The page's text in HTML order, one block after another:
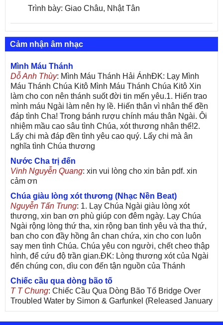
Trình bày: Giao Châu, Nhật Tân
Cảm nhận âm nhạc
Mình Máu Thánh
Dỗ Anh Thùy: Mình Máu Thánh Hải ÁnhĐK: Lạy Mình
Máu Thánh Chúa Kitô Mình Máu Thánh Chúa Kitô Xin
làm cho con nên thánh suốt đời tin mến yêu.1. Hiến trao
mình máu Ngài làm nên hy lề. Hiến thân vì nhân thế đền
đáp tình Cha! Trong bánh rượu chính máu thân Ngài. Ôi
nhiệm mầu cao sâu tình Chúa, xót thương nhân thế!2.
Lấy chi mà đáp đền tình yêu cao quý. Lấy chi mà ân
nghĩa tình Chúa thương
Nước Cha trị đến
Vinh Nguyễn Quang: xin vui lòng cho xin bản pdf. xin
cảm ơn
Chúa giàu lòng xót thương (Nhạc Nền Beat)
Nguyễn Tấn Trung: 1. Lạy Chúa Ngài giàu lòng xót
thương, xin ban ơn phù giúp con đêm ngày. Lạy Chúa
Ngài rộng lòng thứ tha, xin rộng ban tình yêu và tha thứ,
ban cho con đầy hồng ân chan chứa, xin cho con luôn
say men tình Chúa. Chúa yêu con người, chết cheo thập
hình, để cứu độ trần gian.ĐK: Lòng thương xót của Ngài
đến chúng con, dìu con đến tận nguồn của Thánh
Chiếc cầu qua dòng bão tố
T T Chung: Chiếc Cầu Qua Dòng Bão Tố Bridge Over
Troubled Water by Simon & Garfunkel (Released January
26, 1970) Lời Việt: Nhạc Sĩ Vũ Đức Nghiêm Trình Bày:
Chung Tử Lưu